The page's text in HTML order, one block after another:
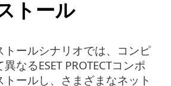
トール
トールシナリオでは、コンピ
なるESET PROTECTコンポ
ールし、さまざまなネット